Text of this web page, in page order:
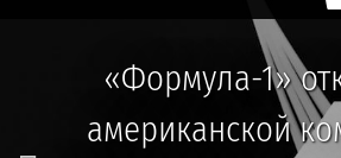
«Формула-1»
американской